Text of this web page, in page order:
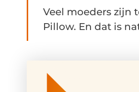
Veel moeders zijn
Pillow. En dat is